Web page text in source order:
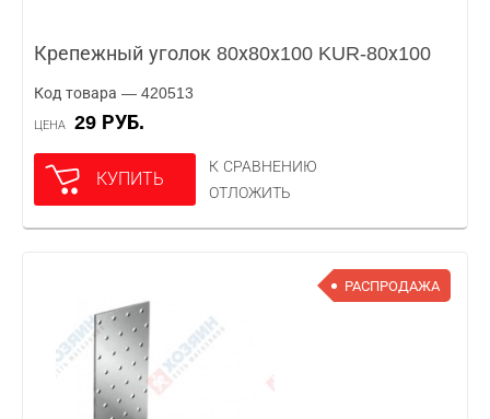
Крепежный уголок 80х80х100 KUR-80х100
Код товара — 420513
ЦЕНА 29 РУБ.
КУПИТЬ
К СРАВНЕНИЮ
ОТЛОЖИТЬ
РАСПРОДАЖА